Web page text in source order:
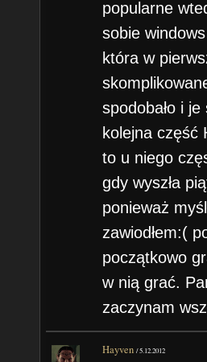
popularne
sobie
która w
spodobało i
kolejna część
to u niego
gdy wyszła
ponieważ
zawiodłem:(
początkowo
w nią grać.
zaczynam
Hayven /5.12.2012